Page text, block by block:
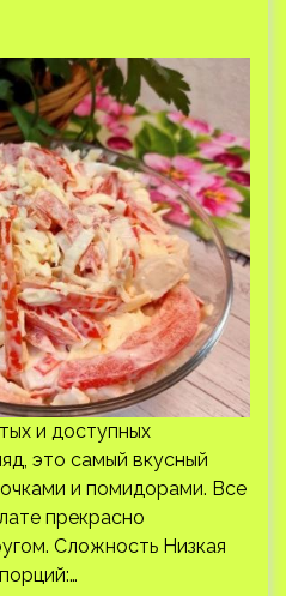
и доступных
это самый вкусный
и помидорами. Все
прекрасно
Сложность Низкая